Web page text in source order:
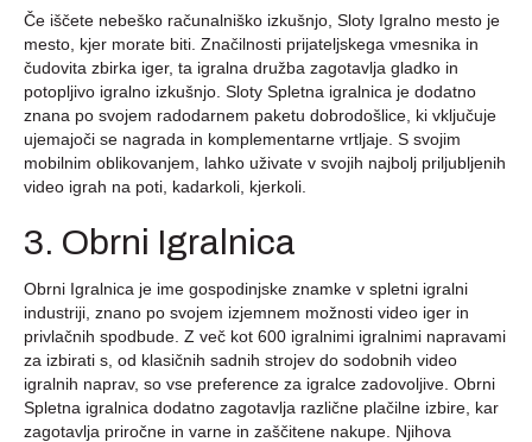
Če iščete nebeško računalniško izkušnjo, Sloty Igralno mesto je
mesto, kjer morate biti. Značilnosti prijateljskega vmesnika in
čudovita zbirka iger, ta igralna družba zagotavlja gladko in
potopljivo igralno izkušnjo. Sloty Spletna igralnica je dodatno
znana po svojem radodarnem paketu dobrodošlice, ki vključuje
ujemajoči se nagrada in komplementarne vrtljaje. S svojim
mobilnim oblikovanjem, lahko uživate v svojih najbolj priljubljenih
video igrah na poti, kadarkoli, kjerkoli.
3. Obrni Igralnica
Obrni Igralnica je ime gospodinjske znamke v spletni igralni
industriji, znano po svojem izjemnem možnosti video iger in
privlačnih spodbude. Z več kot 600 igralnimi igralnimi napravami
za izbirati s, od klasičnih sadnih strojev do sodobnih video
igralnih naprav, so vse preference za igralce zadovoljive. Obrni
Spletna igralnica dodatno zagotavlja različne plačilne izbire, kar
zagotavlja priročne in varne in zaščitene nakupe. Njihova